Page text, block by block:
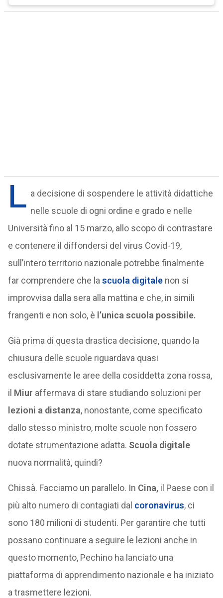
L a decisione di sospendere le attività didattiche
nelle scuole di ogni ordine e grado e nelle
Università fino al 15 marzo, allo scopo di contrastare
e contenere il diffondersi del virus Covid-19,
sull’intero territorio nazionale potrebbe finalmente
far comprendere che la scuola digitalenon si
improvvisa dalla sera alla mattina e che, in simili
frangenti e non solo, è l’unica scuola possibile.
Già prima di questa drastica decisione, quando la
chiusura delle scuole riguardava quasi
esclusivamente le aree della cosiddetta zona rossa,
il Miur affermava di stare studiando soluzioni per
lezioni a distanza, nonostante, come specificato
dallo stesso ministro, molte scuole non fossero
dotate strumentazione adatta. Scuola digitale
nuova normalità, quindi?
Chissà. Facciamo un parallelo. In Cina,il Paese con il
più alto numero di contagiati dal coronavirus, ci
sono 180 milioni di studenti. Per garantire che tutti
possano continuare a seguire le lezioni anche in
questo momento, Pechino ha lanciato una
piattaforma di apprendimento nazionale e ha iniziato
a trasmettere lezioni.